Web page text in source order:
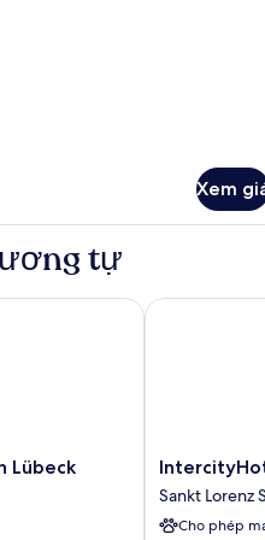
Xem
tự
Lübeck
IntercityHotel
Lübeck
Sankt
Lorenz
Sankt Lorenz
Cho phép
IntercityHotel